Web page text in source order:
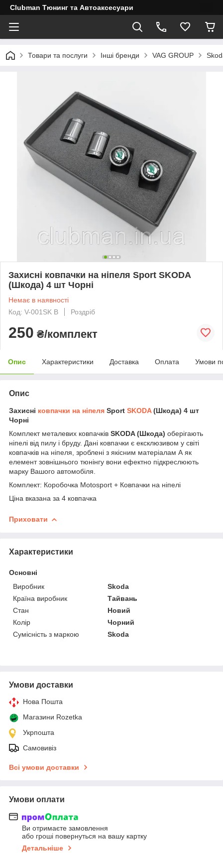
Clubman Тюнинг та Автоаксесуари
Товари та послуги Інші бренди VAG GROUP
Захисні ковпачки на ніпеля Sport SKODA
(Шкода) 4 шт Чорні
Немає в наявності
Код: V-001SK B
Роздріб
250 ₴/комплект
Опис Характеристики Доставка Оплата Умови
Опис
Захисні ковпачки на ніпеля Sport SKODA(Шкода) 4 шт
Чорні
Комплект металевих ковпачків SKODA (Шкода) оберігають
ніпелі від пилу і бруду. Дані ковпачки є ексклюзивом у світі
ковпачків на ніпеля, зроблені з якісним матеріалам А як
елемент зовнішнього тюнінгу вони ефектно підкреслюють
марку Вашого автомобіля.
Комплект: Коробочка Motosport + Ковпачки на ніпелі
Ціна вказана за 4 ковпачка
Приховати
Характеристики
Основні
Виробник
Skoda
Країна виробник
Тайвань
Стан
Новий
Колір
Чорний
Сумісність з маркою
Skoda
Умови доставки
Нова Пошта
Магазини Rozetka
Укрпошта
Самовивіз
Всі умови доставки
Умови оплати
Ви отримаєте замовлення
або гроші повернуться на вашу картку
Детальніше